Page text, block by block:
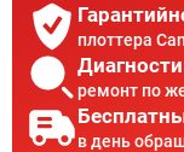
плоттера
ремонт по
в день